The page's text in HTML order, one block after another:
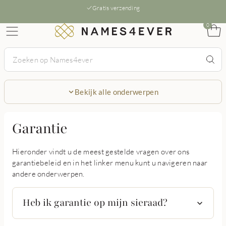
Gratis verzending
0
Bekijk alle onderwerpen
Garantie
Hieronder vindt u de meest gestelde vragen over ons
garantiebeleid en in het linker menu kunt u navigeren naar
andere onderwerpen.
Heb ik garantie op mijn sieraad?